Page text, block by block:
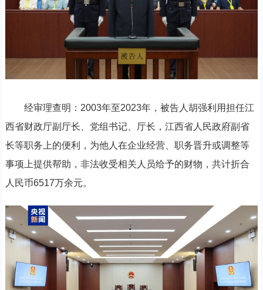
经审理查明：2003年至2023年，被告人胡强利用担任江
西省财政厅副厅长、党组书记、厅长，江西省人民政府副省
长等职务上的便利，为他人在企业经营、职务晋升或调整等
事项上提供帮助，非法收受相关人员给予的财物，共计折合
人民币6517万余元。